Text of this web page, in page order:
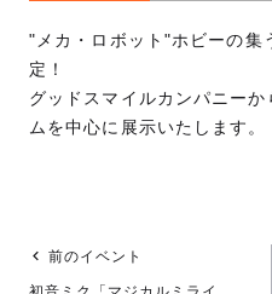
"メカ・ロボット"ホビーの集
定！
グッドスマイルカンパニーか
ムを中心に展示いたします。
前のイベント